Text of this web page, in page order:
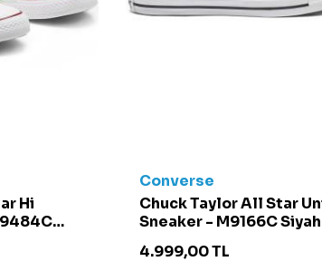
Hi
Converse
Chuck Taylor All Star
Sneaker - M9166C Siyah
4.999,00TL